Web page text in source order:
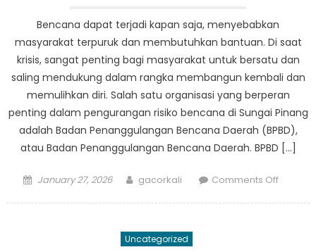
yang
Efektif
Bencana dapat terjadi kapan saja, menyebabkan
masyarakat terpuruk dan membutuhkan bantuan. Di saat
krisis, sangat penting bagi masyarakat untuk bersatu dan
saling mendukung dalam rangka membangun kembali dan
memulihkan diri. Salah satu organisasi yang berperan
penting dalam pengurangan risiko bencana di Sungai Pinang
adalah Badan Penanggulangan Bencana Daerah (BPBD),
atau Badan Penanggulangan Bencana Daerah. BPBD […]
Posted
January 27, 2026 Author
gacorkali Comments Offon
Uncategorized